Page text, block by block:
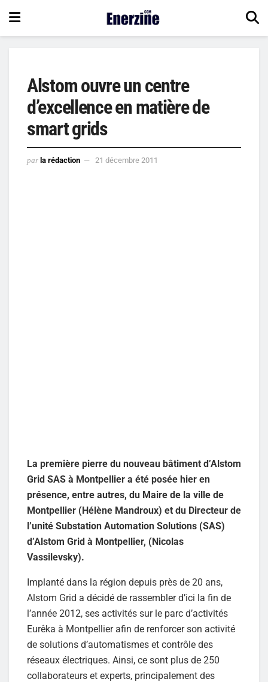
Alstom ouvre un centre
d’excellence en matière de
smart grids
par la rédaction 21 décembre 2011
La première pierre du nouveau bâtiment d’Alstom
Grid SAS à Montpellier a été posée hier en
présence, entre autres, du Maire de la ville de
Montpellier (Hélène Mandroux) et du Directeur de
l’unité Substation Automation Solutions (SAS)
d’Alstom Grid à Montpellier, (Nicolas
Vassilevsky).
Implanté dans la région depuis près de 20 ans,
Alstom Grid a décidé de rassembler d’ici la fin de
l’année 2012, ses activités sur le parc d’activités
Eurêka à Montpellier afin de renforcer son activité
de solutions d’automatismes et contrôle des
réseaux électriques. Ainsi, ce sont plus de 250
collaborateurs et experts, principalement des